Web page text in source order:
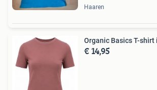
Haaren
Organic Basics T-shirt
€ 14,95